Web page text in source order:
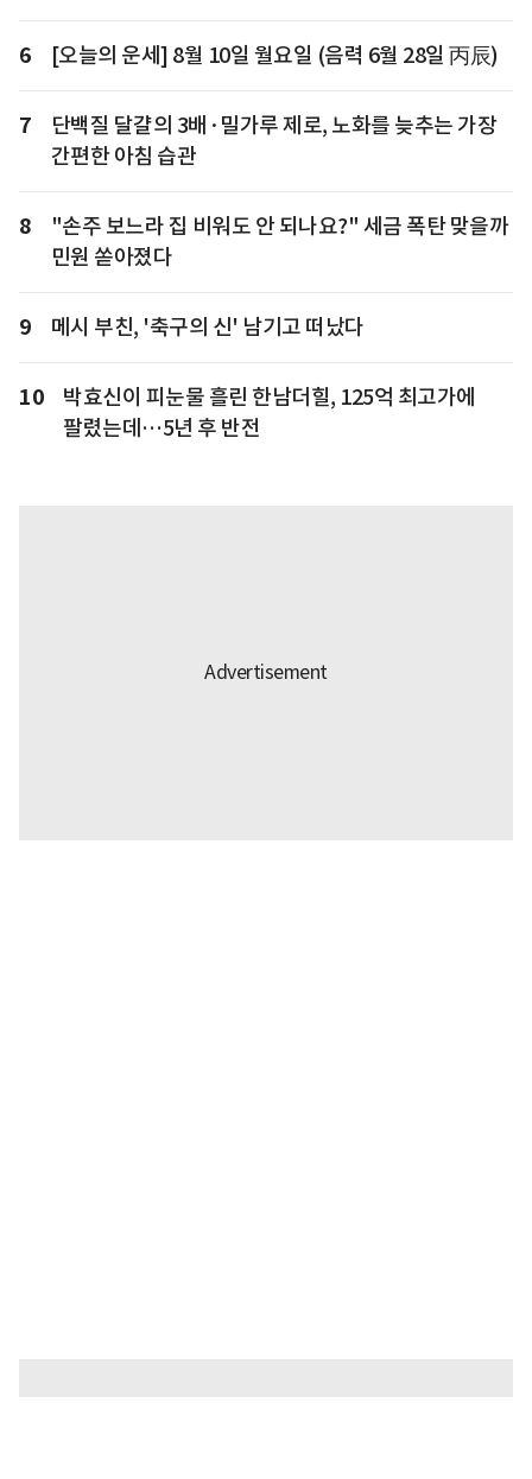
6 [오늘의 운세] 8월 10일 월요일 (음력 6월 28일 丙辰)
7
단백질 달걀의 3배·밀가루 제로, 노화를 늦추는 가장
간편한 아침 습관
8
"손주 보느라 집 비워도 안 되나요?" 세금 폭탄 맞을까
민원 쏟아졌다
9 메시 부친, '축구의 신' 남기고 떠났다
10
박효신이 피눈물 흘린 한남더힐, 125억 최고가에
팔렸는데…5년 후 반전